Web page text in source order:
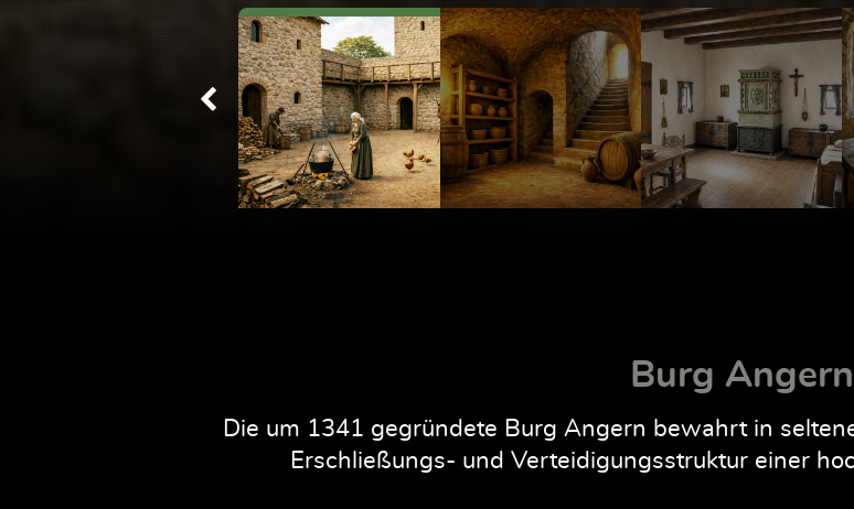
Burg Angern
Die um 1341 gegründete Burg Angern bewahrt in
Erschließungs- und Verteidigungsstruktur einer